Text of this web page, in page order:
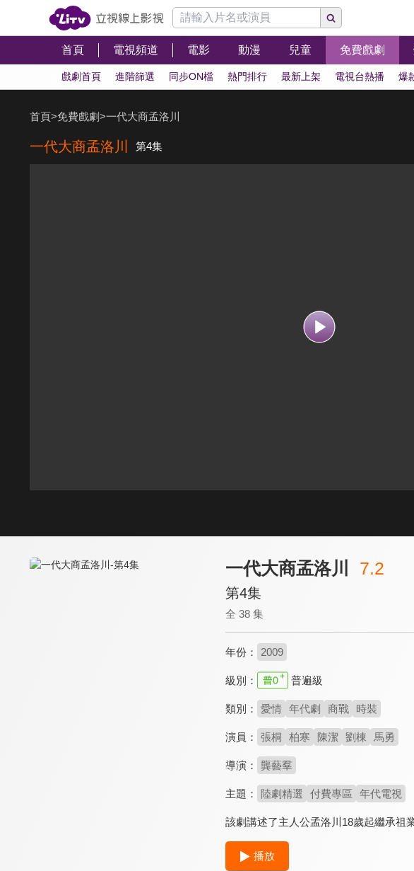
首頁 電視頻道 電影 動漫 兒童 免費戲劇
戲劇首頁 進階篩選 同步ON檔 熱門排行 最新上架 電視台熱播 爆
首頁>免費戲劇>一代大商孟洛川
一代大商孟洛川 第4集
一代大商孟洛川 7.2
第4集
全 38 集
年份： 2009
級別： 普遍級
類別： 愛情 年代劇 商戰 時裝
演員： 張桐 柏寒 陳潔 劉棟 馬勇
導演： 龔藝羣
主題： 陸劇精選 付費專區 年代電視
該劇講述了主人公孟洛川18歲起繼承祖
播放